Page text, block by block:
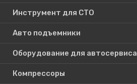
Инструмент для СТО
Авто подъемники
Оборудование для автосервиса
Компрессоры